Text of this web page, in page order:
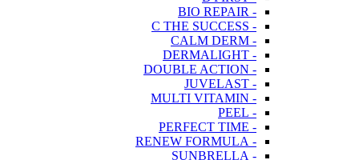
- BIO REPAIR
- C THE SUCCESS
- CALM DERM
- DERMALIGHT
- DOUBLE ACTION
- JUVELAST
- MULTI VITAMIN
- PEEL
- PERFECT TIME
- RENEW FORMULA
- SUNBRELLA